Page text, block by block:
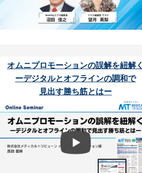
オムニプロモーションの誤解を紐解く
ーデジタルとオフラインの調和で
見出す勝ち筋とはー